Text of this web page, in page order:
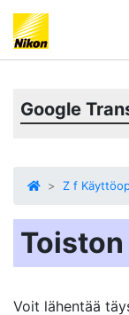
Google
Z f
Voit lähentää